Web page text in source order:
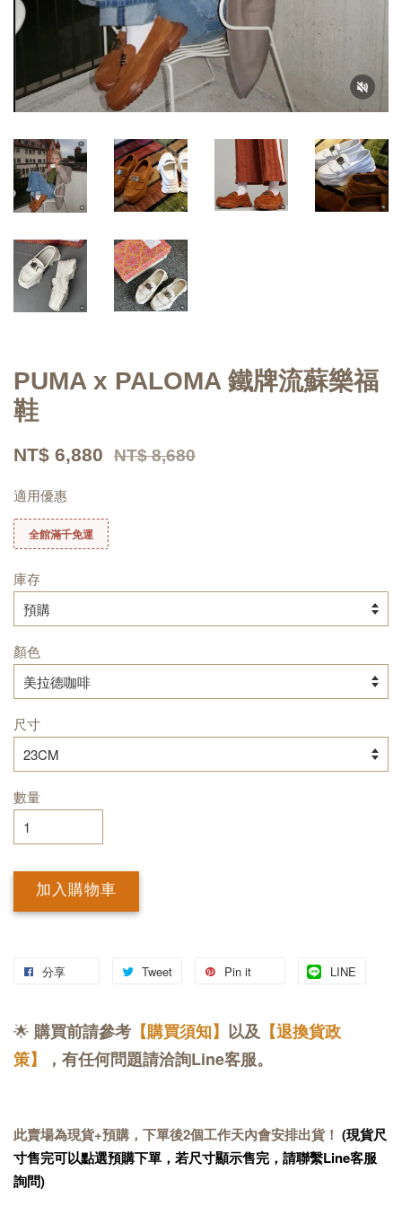
PUMA x PALOMA 鐵牌流蘇樂福
鞋
NT$ 6,880 NT$ 8,680
適用優惠
全館滿千免運
庫存
顏色
尺寸
數量
加入購物車
分享 Tweet Pin it LINE
🌟 購買前請參考 【購買須知】 以及 【退換貨政
策】
，有任何問題請洽詢Line客服。
此賣場為現貨+預購，下單後2個工作天內會安排出貨！ (現貨尺
寸售完可以點選預購下單，若尺寸顯示售完，請聯繫Line客服
詢問)